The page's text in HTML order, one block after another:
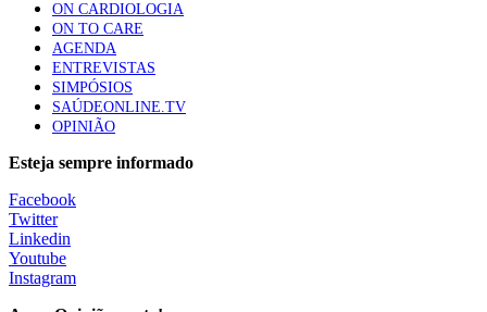
ON CARDIOLOGIA
ON TO CARE
AGENDA
ENTREVISTAS
SIMPÓSIOS
SAÚDEONLINE.TV
OPINIÃO
Esteja sempre informado
Facebook
Twitter
Linkedin
Youtube
Instagram